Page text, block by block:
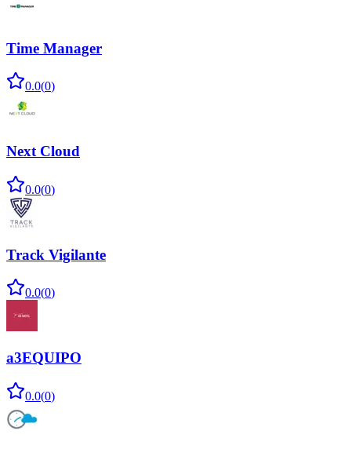
Time Manager
0.0(0)
Next Cloud
0.0(0)
Track Vigilante
0.0(0)
a3EQUIPO
0.0(0)